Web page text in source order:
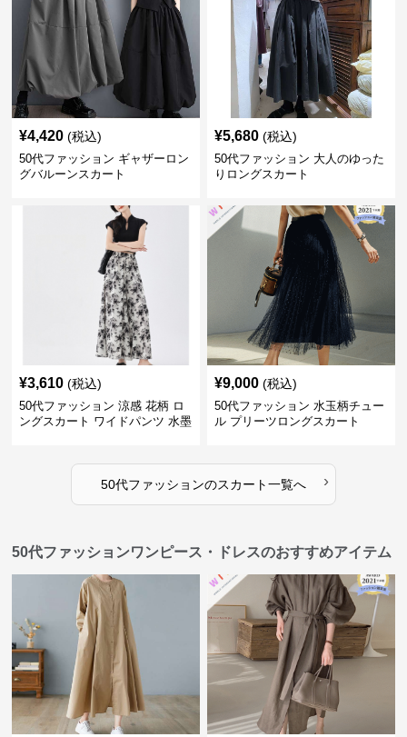
¥4,420 (税込)
50代ファッション ギャザーロン
グバルーンスカート
¥5,680 (税込)
50代ファッション 大人のゆった
りロングスカート
¥3,610 (税込)
50代ファッション 涼感 花柄 ロ
ングスカート ワイドパンツ 水墨
¥9,000 (税込)
50代ファッション 水玉柄チュー
ル プリーツロングスカート
50代ファッションのスカート一覧へ ›
50代ファッションワンピース・ドレスのおすすめアイテム